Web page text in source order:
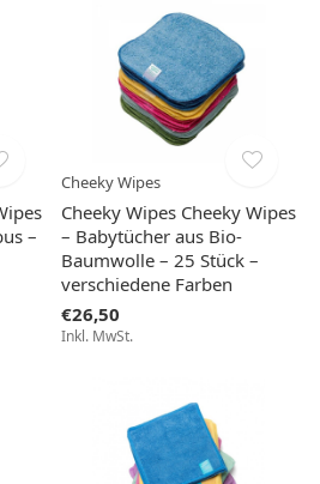
–
Cheeky Wipes
Cheeky Wipes Cheeky Wipes
– Babytücher aus Bio-
Baumwolle – 25 Stück –
verschiedene Farben
€26,50
Inkl. MwSt.